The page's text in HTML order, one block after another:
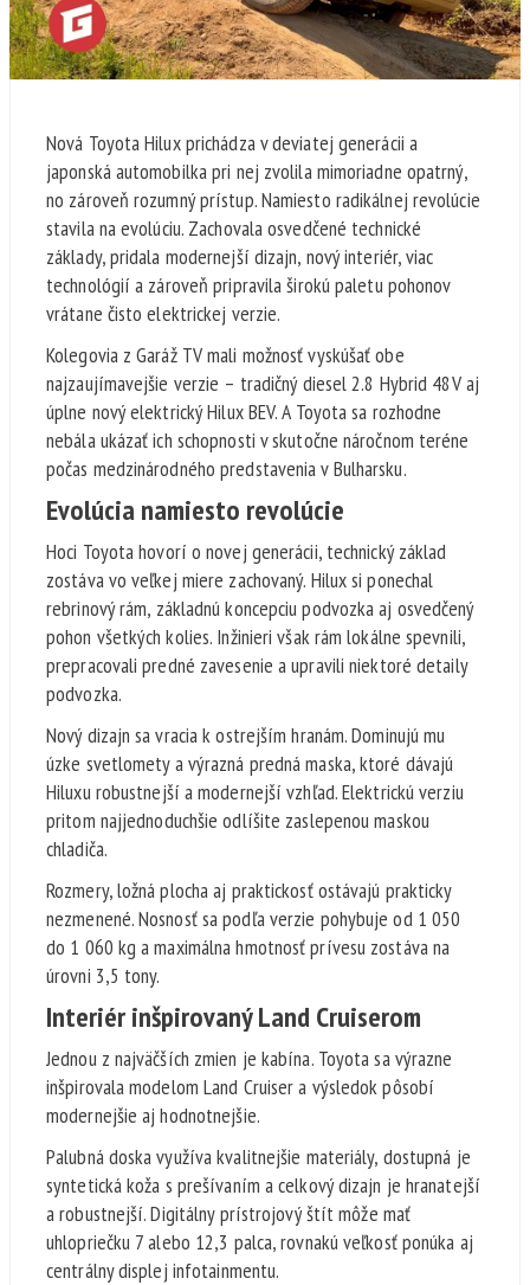
Nová Toyota Hilux prichádza v deviatej generácii a
japonská automobilka pri nej zvolila mimoriadne opatrný,
no zároveň rozumný prístup. Namiesto radikálnej revolúcie
stavila na evolúciu. Zachovala osvedčené technické
základy, pridala modernejší dizajn, nový interiér, viac
technológií a zároveň pripravila širokú paletu pohonov
vrátane čisto elektrickej verzie.
Kolegovia z Garáž TV mali možnosť vyskúšať obe
najzaujímavejšie verzie – tradičný diesel 2.8 Hybrid 48V aj
úplne nový elektrický Hilux BEV. A Toyota sa rozhodne
nebála ukázať ich schopnosti v skutočne náročnom teréne
počas medzinárodného predstavenia v Bulharsku.
Evolúcia namiesto revolúcie
Hoci Toyota hovorí o novej generácii, technický základ
zostáva vo veľkej miere zachovaný. Hilux si ponechal
rebrinový rám, základnú koncepciu podvozka aj osvedčený
pohon všetkých kolies. Inžinieri však rám lokálne spevnili,
prepracovali predné zavesenie a upravili niektoré detaily
podvozka.
Nový dizajn sa vracia k ostrejším hranám. Dominujú mu
úzke svetlomety a výrazná predná maska, ktoré dávajú
Hiluxu robustnejší a modernejší vzhľad. Elektrickú verziu
pritom najjednoduchšie odlíšite zaslepenou maskou
chladiča.
Rozmery, ložná plocha aj praktickosť ostávajú prakticky
nezmenené. Nosnosť sa podľa verzie pohybuje od 1 050
do 1 060 kg a maximálna hmotnosť prívesu zostáva na
úrovni 3,5 tony.
Interiér inšpirovaný Land Cruiserom
Jednou z najväčších zmien je kabína. Toyota sa výrazne
inšpirovala modelom Land Cruiser a výsledok pôsobí
modernejšie aj hodnotnejšie.
Palubná doska využíva kvalitnejšie materiály, dostupná je
syntetická koža s prešívaním a celkový dizajn je hranatejší
a robustnejší. Digitálny prístrojový štít môže mať
uhlopriečku 7 alebo 12,3 palca, rovnakú veľkosť ponúka aj
centrálny displej infotainmentu.